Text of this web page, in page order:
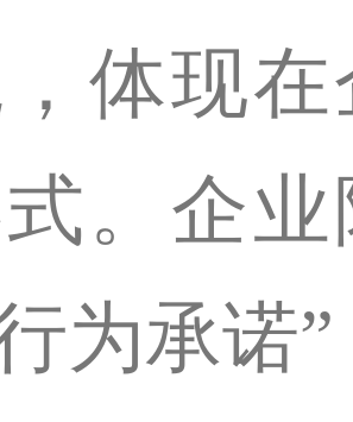
体现在
。企业
为承诺”